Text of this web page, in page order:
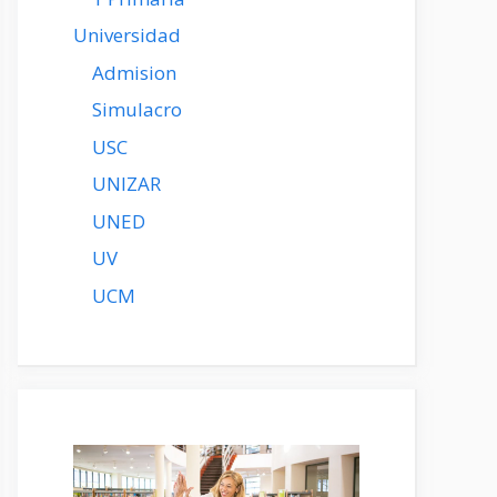
Universidad
Admision
Simulacro
USC
UNIZAR
UNED
UV
UCM